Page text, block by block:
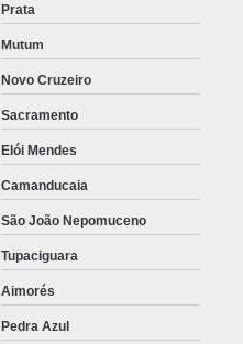
Prata
Mutum
Novo Cruzeiro
Sacramento
Elói Mendes
Camanducaia
São João Nepomuceno
Tupaciguara
Aimorés
Pedra Azul